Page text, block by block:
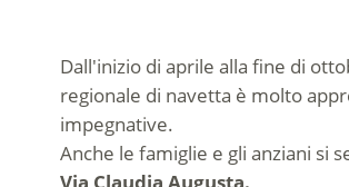
Dall'inizio di aprile alla fine di
regionale di navetta è molto
impegnative.
Anche le famiglie e gli anziani si